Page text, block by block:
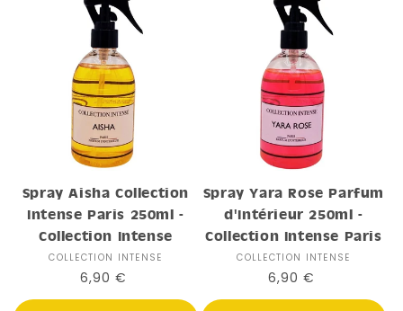
Spray Aisha Collection
Intense Paris 250ml -
Collection Intense
Distributeur :
COLLECTION INTENSE
Prix
habituel
6,90 €
Spray Yara Rose Parfum
d'Intérieur 250ml -
Collection Intense Paris
Distributeur :
COLLECTION INTENSE
Prix
habituel
6,90 €